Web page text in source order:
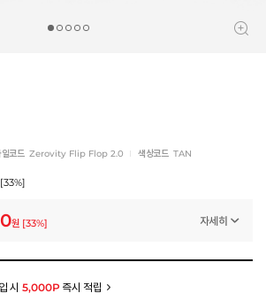
코드 Zerovity Flip Flop 2.0 색상코드 TAN
[33%]
원 [33%] 자세히
로, 실제 결제 금액과는 차이가 있을 수 있습니다.
시 5,000P즉시 적립